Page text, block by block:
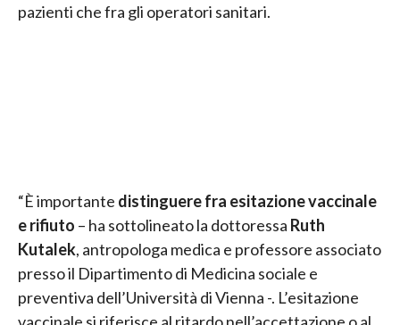
pazienti che fra gli operatori sanitari.
“È importante distinguere fra esitazione vaccinale
e rifiuto – ha sottolineato la dottoressa Ruth
Kutalek, antropologa medica e professore associato
presso il Dipartimento di Medicina sociale e
preventiva dell’Università di Vienna -. L’esitazione